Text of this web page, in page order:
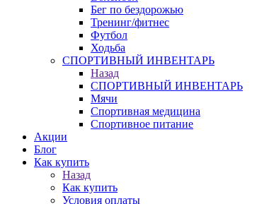
Бег по бездорожью
Тренинг/фитнес
Футбол
Ходьба
СПОРТИВНЫЙ ИНВЕНТАРЬ
Назад
СПОРТИВНЫЙ ИНВЕНТАРЬ
Мячи
Спортивная медицина
Спортивное питание
Акции
Блог
Как купить
Назад
Как купить
Условия оплаты